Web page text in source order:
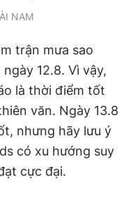
Thanh Niên. Cấm sao
sự chấp thuận bằng văn
JSC.
NAM
trận mưa sao
12.8. Vì vậy,
là thời điểm tốt
văn. Ngày 13.8
nhưng hãy lưu ý
có xu hướng suy
cực đại.